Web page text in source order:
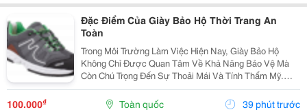
Đặc Điểm Của Giày Bảo Hộ Thời Trang An
Toàn
Trong Môi Trường Làm Việc Hiện Nay, Giày Bảo Hộ
Không Chỉ Được Quan Tâm Về Khả Năng Bảo Vệ Mà
Còn Chú Trọng Đến Sự Thoải Mái Và Tính Thẩm Mỹ.
Chính Vì Vậy, Giày Bảo Hộ Thời Trang An Toàn Đang Trở
Thành Lựa Chọn Được Nhiều Người Lao Động, Kỹ Sư
100.000₫ Toàn quốc 39 phút trước